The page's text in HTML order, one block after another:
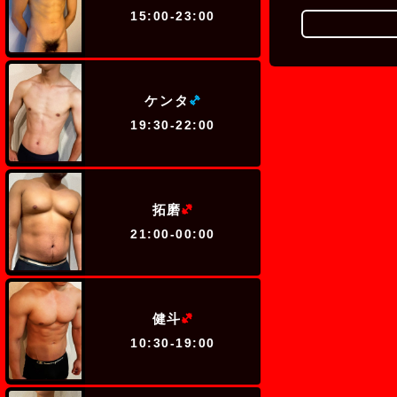
15:00-23:00
ケンタ
19:30-22:00
拓磨
21:00-00:00
健斗
10:30-19:00